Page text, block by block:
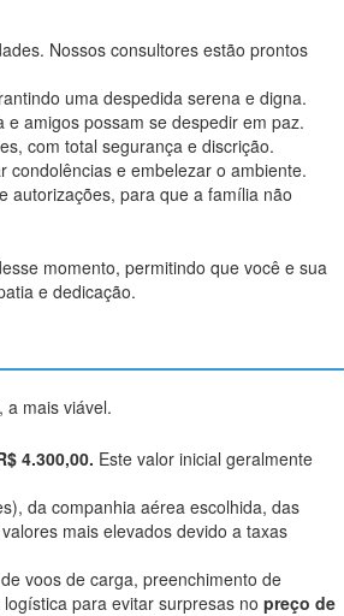
Nossos consultores estão prontos
uma despedida serena e digna.
amigos possam se despedir em paz.
com total segurança e discrição.
e embelezar o ambiente.
autorizações, para que a família não
momento, permitindo que você e sua
e dedicação.
a mais viável.
4.300,00. Este valor inicial geralmente
da companhia aérea escolhida, das
mais elevados devido a taxas
voos de carga, preenchimento de
para evitar surpresas nopreço de